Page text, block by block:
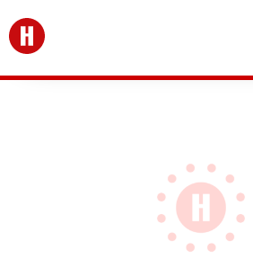
Перейти на главную